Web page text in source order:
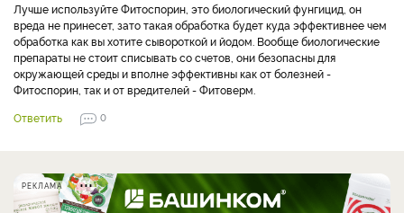
Лучше используйте Фитоспорин, это биологический фунгицид, он
вреда не принесет, зато такая обработка будет куда эффективнее чем
обработка как вы хотите сывороткой и йодом. Вообще биологические
препараты не стоит списывать со счетов, они безопасны для
окружающей среды и вполне эффективны как от болезней -
Фитоспорин, так и от вредителей - Фитоверм.
Ответить
0
РЕКЛАМА